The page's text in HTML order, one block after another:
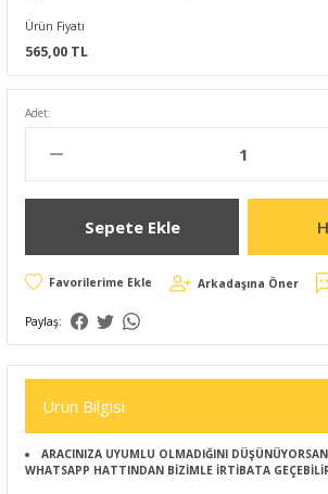
Ürün Fiyatı
565,00 TL
Adet:
Sepete Ekle
Arkadaşına Öner
Paylaş:
Ürün Bilgisi
ARACINIZA UYUMLU OLMADIĞINI
WHATSAPP HATTINDAN BİZİMLE İRTİBATA